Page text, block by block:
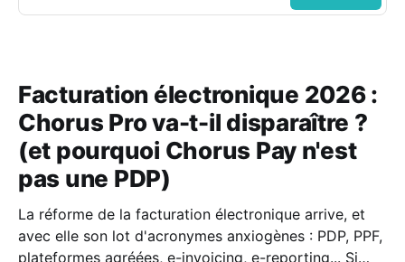
Facturation électronique 2026 :
Chorus Pro va-t-il disparaître ?
(et pourquoi Chorus Pay n'est
pas une PDP)
La réforme de la facturation électronique arrive, et
avec elle son lot d'acronymes anxiogènes : PDP, PPF,
plateformes agréées, e-invoicing, e-reporting... Si